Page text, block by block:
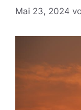
Mai 23, 2024